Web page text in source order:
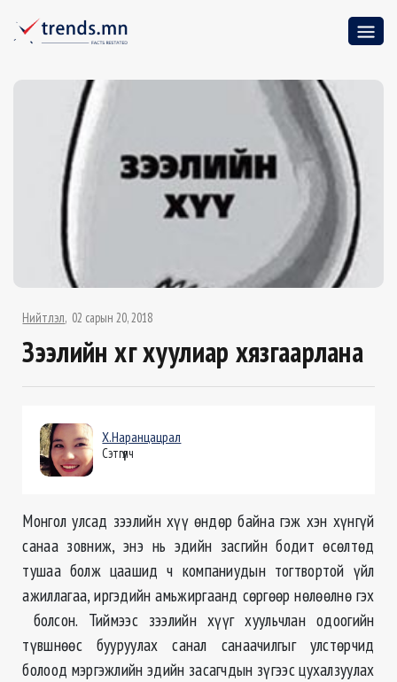
Нийтлэл 02 сарын 20, 2018
Зээлийн хүүг хуулиар хязгаарлана
Х.Наранцацрал
Сэтгүүлч
Монгол улсад зээлийн хүү өндөр байна гэж хэн хүнгүй
санаа зовниж, энэ нь эдийн засгийн бодит өсөлтөд
тушаа болж цаашид ч компаниудын тогтвортой үйл
ажиллагаа, иргэдийн амьжиргаанд сөргөөр нөлөөлнө гэх
болсон. Тиймээс зээлийн хүүг хуульчлан одоогийн
түвшнөөс бууруулах санал санаачилгыг улстөрчид
болоод мэргэжлийн эдийн засагчдын зүгээс цухалзуулах